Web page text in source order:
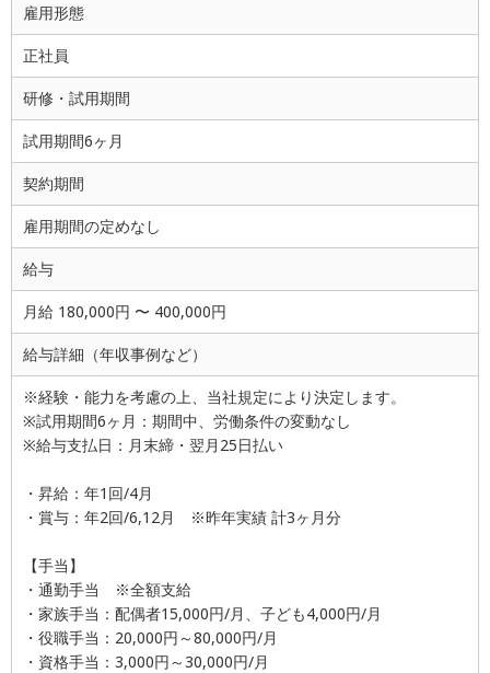
雇用形態
正社員
研修・試用期間
試用期間6ヶ月
契約期間
雇用期間の定めなし
給与
月給 180,000円 〜 400,000円
給与詳細（年収事例など）
※経験・能力を考慮の上、当社規定により決定します。
※試用期間6ヶ月：期間中、労働条件の変動なし
※給与支払日：月末締・翌月25日払い
・昇給：年1回/4月
・賞与：年2回/6,12月 ※昨年実績 計3ヶ月分
【手当】
・通勤手当 ※全額支給
・家族手当：配偶者15,000円/月、子ども4,000円/月
・役職手当：20,000円～80,000円/月
・資格手当：3,000円～30,000円/月